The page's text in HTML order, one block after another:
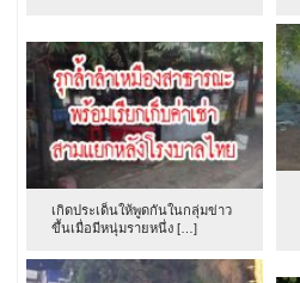
เกิดประเด็นให้พูดกันในกลุ่มข่าว
ขึ้นเมื่อมีหนุ่มรายหนึ่ง […]